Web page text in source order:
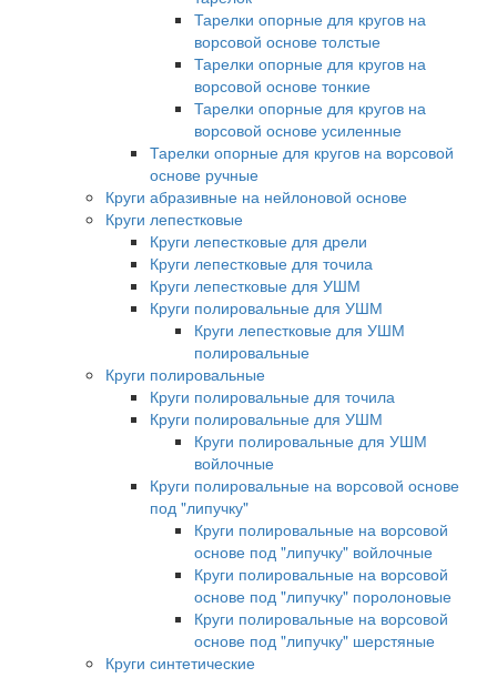
Тарелки опорные для кругов на
ворсовой основе толстые
Тарелки опорные для кругов на
ворсовой основе тонкие
Тарелки опорные для кругов на
ворсовой основе усиленные
Тарелки опорные для кругов на ворсовой
основе ручные
Круги абразивные на нейлоновой основе
Круги лепестковые
Круги лепестковые для дрели
Круги лепестковые для точила
Круги лепестковые для УШМ
Круги полировальные для УШМ
Круги лепестковые для УШМ
полировальные
Круги полировальные
Круги полировальные для точила
Круги полировальные для УШМ
Круги полировальные для УШМ
войлочные
Круги полировальные на ворсовой основе
под "липучку"
Круги полировальные на ворсовой
основе под "липучку" войлочные
Круги полировальные на ворсовой
основе под "липучку" поролоновые
Круги полировальные на ворсовой
основе под "липучку" шерстяные
Круги синтетические